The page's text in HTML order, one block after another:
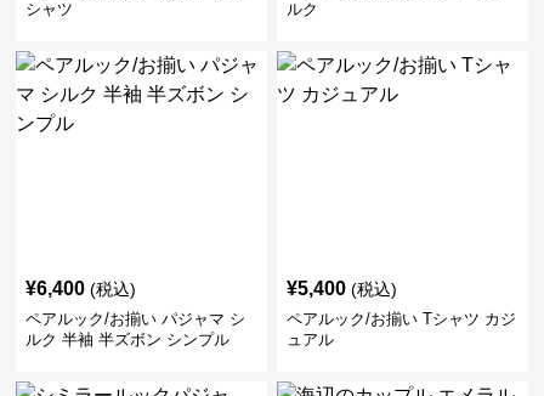
シャツ
ルク
¥6,400 (税込)
ペアルック/お揃い パジャマ シ
ルク 半袖 半ズボン シンプル
¥5,400 (税込)
ペアルック/お揃い Tシャツ カジ
ュアル